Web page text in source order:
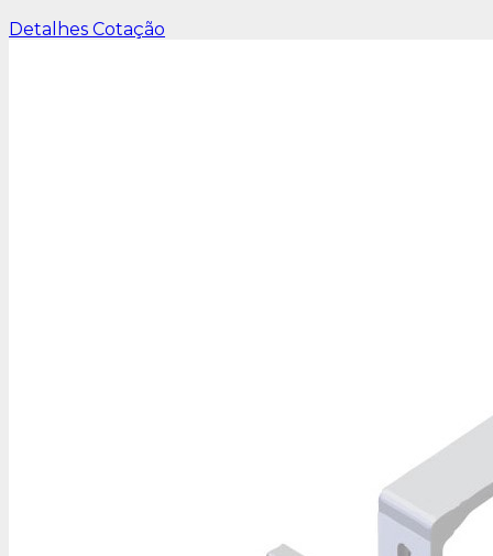
Detalhes Cotação